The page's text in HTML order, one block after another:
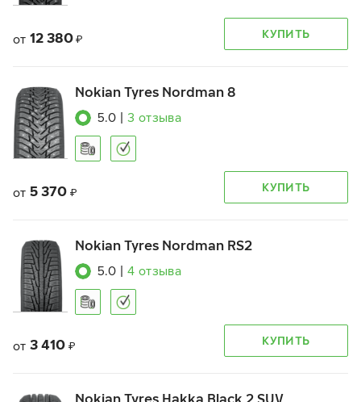
от 12 380 ₽ КУПИТЬ
Nokian Tyres Nordman 8
5.0 3 отзыва
от 5 370 ₽ КУПИТЬ
Nokian Tyres Nordman RS2
5.0 4 отзыва
от 3 410 ₽ КУПИТЬ
Nokian Tyres Hakka Black 2 SUV